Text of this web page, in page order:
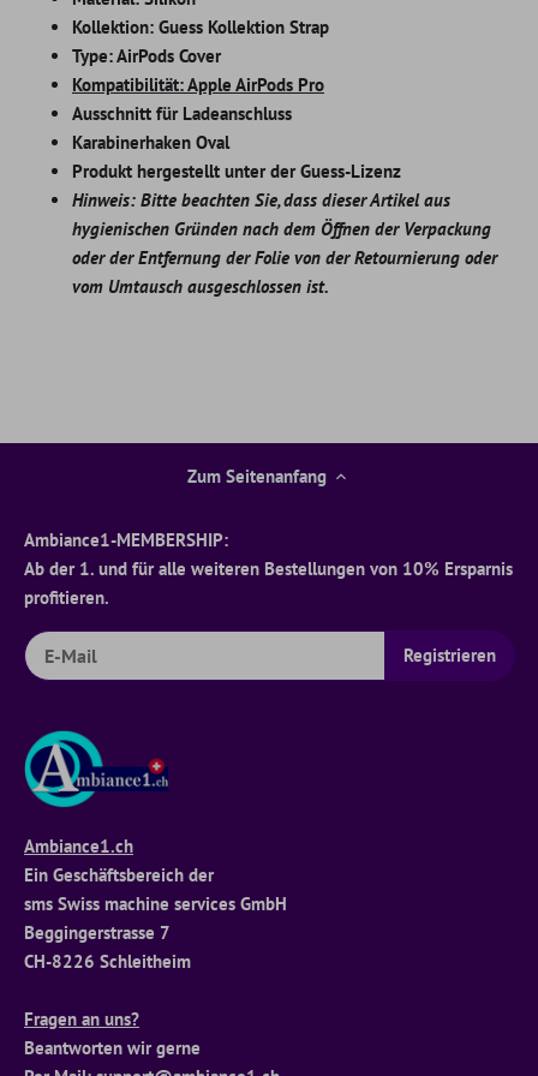
Kollektion: Guess Kollektion Strap
Type: AirPods Cover
Kompatibilität: Apple AirPods Pro
Ausschnitt für Ladeanschluss
Karabinerhaken Oval
Produkt hergestellt unter der Guess-Lizenz
Hinweis: Bitte beachten Sie, dass dieser Artikel aus
hygienischen Gründen nach dem Öffnen der Verpackung
oder der Entfernung der Folie von der Retournierung oder
vom Umtausch ausgeschlossen ist.
Zum Seitenanfang
Ambiance1-MEMBERSHIP:
Ab der 1. und für alle weiteren Bestellungen von 10% Ersparnis
profitieren.
Ambiance1.ch
Ein Geschäftsbereich der
sms Swiss machine services GmbH
Beggingerstrasse 7
CH-8226 Schleitheim
Fragen an uns?
Beantworten wir gerne